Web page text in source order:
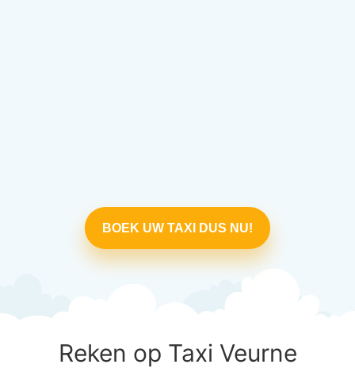
BOEK UW TAXI DUS NU!
Reken op Taxi Veurne